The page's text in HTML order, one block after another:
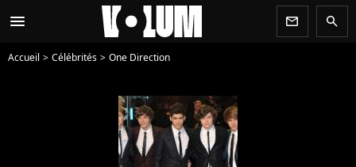
menu newsletter search
Accueil Célébrités One Direction